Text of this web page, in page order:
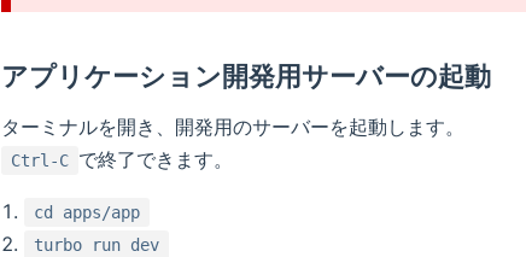
アプリケーション開発用サーバーの起動
ターミナルを開き、開発用のサーバーを起動します。
Ctrl-C で終了できます。
cd apps/app
turbo run dev